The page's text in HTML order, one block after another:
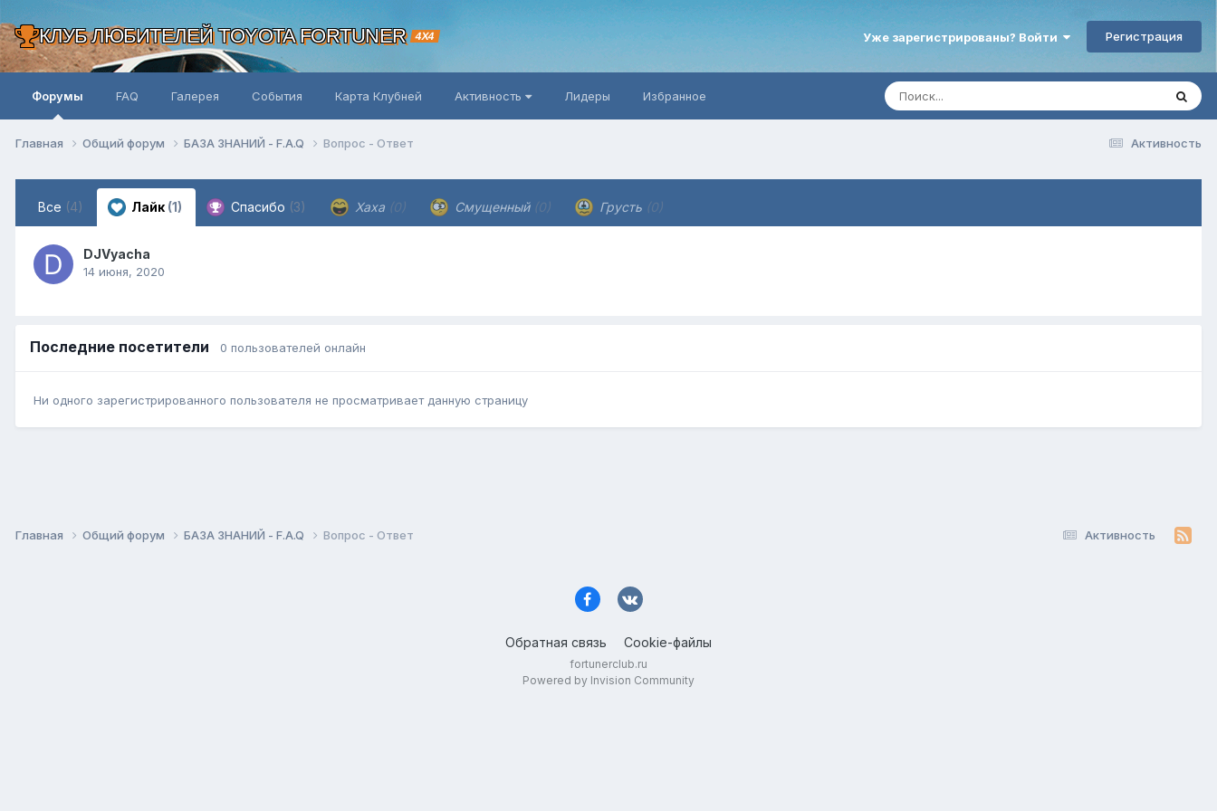
КЛУБ ЛЮБИТЕЛЕЙ TOYOTA FORTUNER 4X4 Уже зарегистрированы? Войти Регистрация
Форумы FAQ Галерея События Карта Клубней Активность Лидеры Избранное
Активность
Главная Общий форум БАЗА ЗНАНИЙ - F.A.Q Вопрос - Ответ
Все (4) Лайк (1) Спасибо (3) Хаха (0) Смущенный (0) Грусть (0)
DJVyacha
14 июня, 2020
Последние посетители 0 пользователей онлайн
Ни одного зарегистрированного пользователя не просматривает данную страницу
Активность
Главная Общий форум БАЗА ЗНАНИЙ - F.A.Q Вопрос - Ответ
Обратная связь Cookie-файлы
fortunerclub.ru
Powered by Invision Community